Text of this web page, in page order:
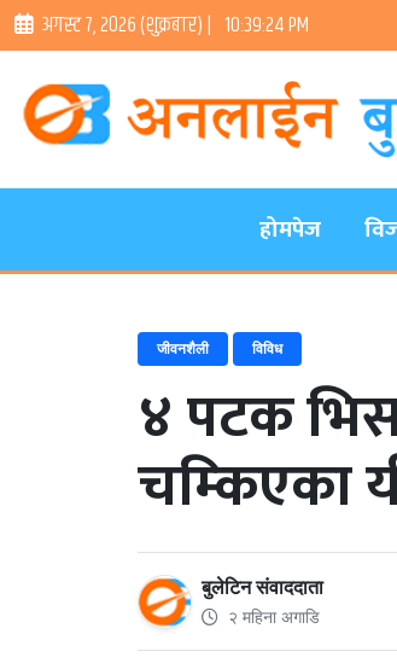
अगस्ट ७, २०२६ (शुक्रबार) | 10:39:26 PM
होमपेज
जीवनशैली विविध
४ पटक
चम्किएका
बुलेटिन संवाददाता
२ महिना अगाडि